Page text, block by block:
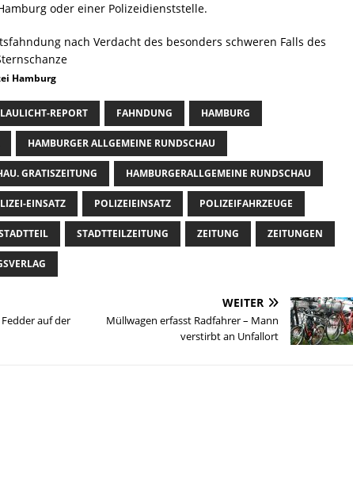
oder einer Polizeidienststelle.
Hamburg
REPORT FAHNDUNG HAMBURG
HAMBURGER ALLGEMEINE RUNDSCHAU
GRATISZEITUNG HAMBURGERALLGEMEINE RUNDSCHAU
EINSATZ POLIZEIEINSATZ POLIZEIFAHRZEUGE
STADTTEILZEITUNG ZEITUNG ZEITUNGEN
auf der
WEITER
Müllwagen erfasst Radfahrer – Mann
verstirbt an Unfallort